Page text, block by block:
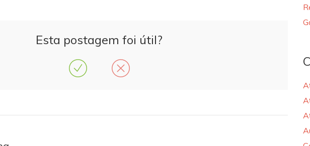
Esta postagem foi útil?